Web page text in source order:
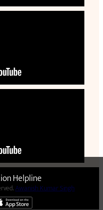
Helpline
Awanish Kumar Singh